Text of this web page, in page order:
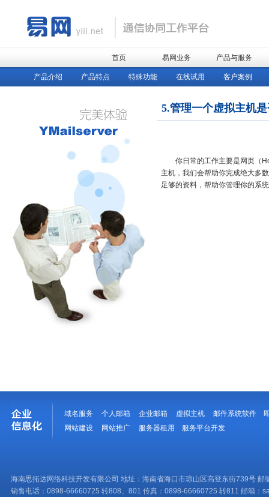
首页 易网业务 产品与服务
产品介绍 产品特点 特殊功能 在线试用 客户案例
5.管理一个虚拟主机
你日常的工作主要是网页（
主机，我们会帮助你完成绝大多
足够的资料，帮助你管理你的系
域名服务 个人邮箱 企业邮箱 虚拟主机 邮件系统软件
网站建设
网站推广 服务器租用 服务平台开发
海南思拓达网络科技开发有限公司 地址：海南省海口市琼山区高登东街739号 邮
销售电话：0898-66660725 转808、801 传真：0898-66660725 转811 邮箱：